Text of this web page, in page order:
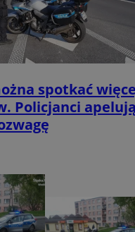
spotkać
Policjanci